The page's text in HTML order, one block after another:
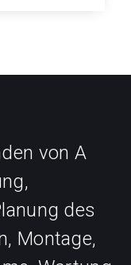
von A
des
Montage,